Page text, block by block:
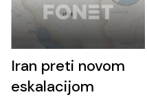
Iran preti novom
eskalacijom